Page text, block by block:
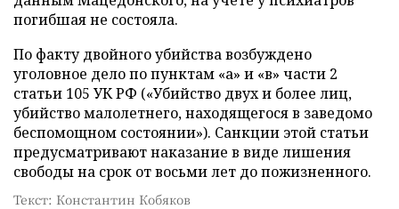
погибшая не состояла.
По факту двойного убийства возбуждено
уголовное дело по пунктам «а» и «в» части 2
статьи 105 УК РФ («Убийство двух и более лиц,
убийство малолетнего, находящегося в заведомо
беспомощном состоянии»). Санкции этой статьи
предусматривают наказание в виде лишения
свободы на срок от восьми лет до пожизненного.
Текст: Константин Кобяков